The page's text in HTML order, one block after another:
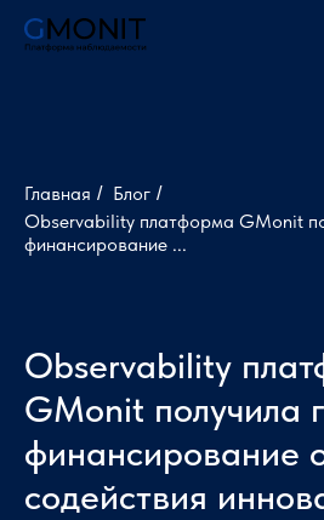
Главная / Блог /
Observability платформа GMonit
финансирование ...
Observability
GMonit получила
финансирование
содействия